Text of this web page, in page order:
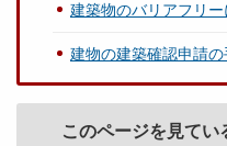
建築物のバリアフリー
建物の建築確認申請
このページを見て